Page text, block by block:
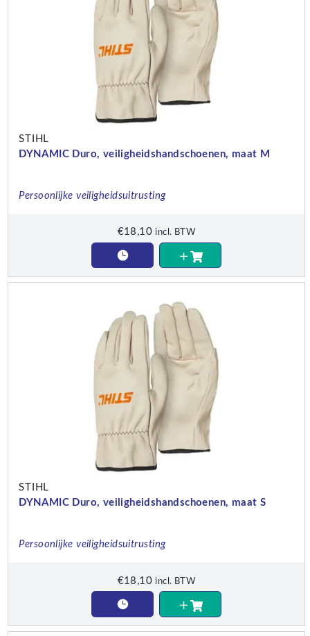
STIHL
DYNAMIC Duro, veiligheidshandschoenen, maat M
Persoonlijke veiligheidsuitrusting
€18,10 incl. BTW
STIHL
DYNAMIC Duro, veiligheidshandschoenen, maat S
Persoonlijke veiligheidsuitrusting
€18,10 incl. BTW